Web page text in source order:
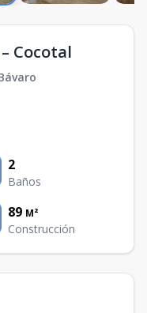
Cocotal
2
Baños
89 M²
Construcción